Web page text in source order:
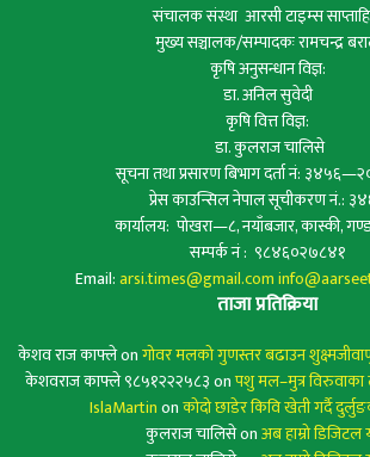
संचालक संस्था आरसी टाइम्स
मुख्य सञ्चालक/सम्पादकः रामचन्द्र
कृषि अनुसन्धान विज्ञ:
डा. अनिल सुवेदी
कृषि वित्त विज्ञ:
डा. कुलराज चालिसे
सूचना तथा प्रसारण बिभाग दर्ता नं:
प्रेस काउन्सिल नेपाल सूचीकरण नं.:
कार्यालय: पोखरा—८, नयाँबजार, कास्की,
सम्पर्क नं : ९८४६०२७८४१
Email:arsi.times@gmail.com
ताजा प्रतिक्रिया
केशव राज काफ्लेonगोवर मलको गुणस्तर बढाउन
केशवराज काफ्ले ९८५१२२२५८३onपशु मल–मुत्र विरुवाका
IslaMartinonकोदो छाडेर किवि खेती गर्दै
कुलराज चालिसेonअब हाम्रो डिजिटल